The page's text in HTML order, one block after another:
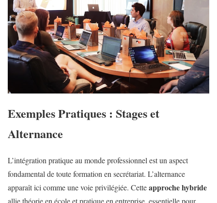
Exemples Pratiques : Stages et
Alternance
L’intégration pratique au monde professionnel est un aspect
fondamental de toute formation en secrétariat. L’alternance
apparaît ici comme une voie privilégiée. Cetteapproche hybride
allie théorie en école et pratique en entreprise, essentielle pour